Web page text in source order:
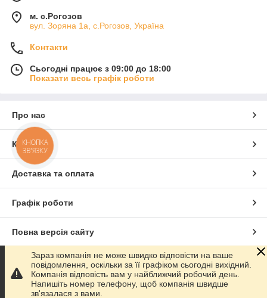
м. с.Рогозов
вул. Зоряна 1а, с.Рогозов, Україна
Контакти
Сьогодні працює з 09:00 до 18:00
Показати весь графік роботи
Про нас
Контакти
Доставка та оплата
Графік роботи
Повна версія сайту
Сайт створено на маркетплейсіProm.ua
Політика конфіденційності
Зараз компанія не може швидко відповісти на ваше
повідомлення, оскільки за її графіком сьогодні вихідний.
Компанія відповість вам у найближчий робочий день.
Напишіть номер телефону, щоб компанія швидше
зв'язалася з вами.
КНОПКА
ЗВ'ЯЗКУ